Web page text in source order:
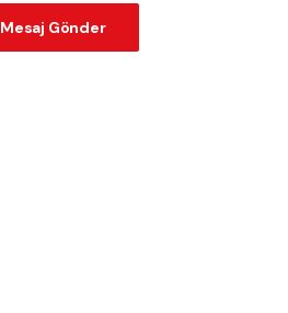
Mesaj Gönder